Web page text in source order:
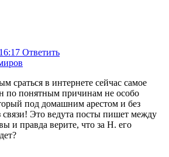
Ответить
сраться в интернете сейчас самое
по понятным причинам не особо
под домашним арестом и без
Это ведута посты пишет между
и правда верите, что за Н. его